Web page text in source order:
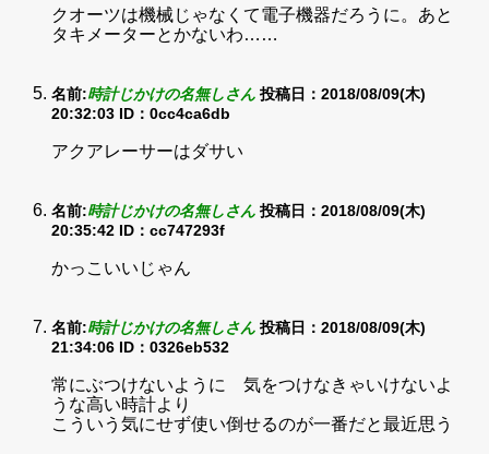
クオーツは機械じゃなくて電子機器だろうに。あと
タキメーターとかないわ……
名前:時計じかけの名無しさん 投稿日：2018/08/09(木)
20:32:03 ID：0cc4ca6db
アクアレーサーはダサい
名前:時計じかけの名無しさん 投稿日：2018/08/09(木)
20:35:42 ID：cc747293f
かっこいいじゃん
名前:時計じかけの名無しさん 投稿日：2018/08/09(木)
21:34:06 ID：0326eb532
常にぶつけないように 気をつけなきゃいけないよ
うな高い時計より
こういう気にせず使い倒せるのが一番だと最近思う